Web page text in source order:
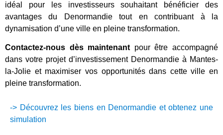
idéal pour les investisseurs souhaitant bénéficier des
avantages du Denormandie tout en contribuant à la
dynamisation d’une ville en pleine transformation.
Contactez-nous dès maintenantpour être accompagné
dans votre projet d’investissement Denormandie à Mantes-
la-Jolie et maximiser vos opportunités dans cette ville en
pleine transformation.
-> Découvrez les biens en Denormandie et obtenez une
simulation